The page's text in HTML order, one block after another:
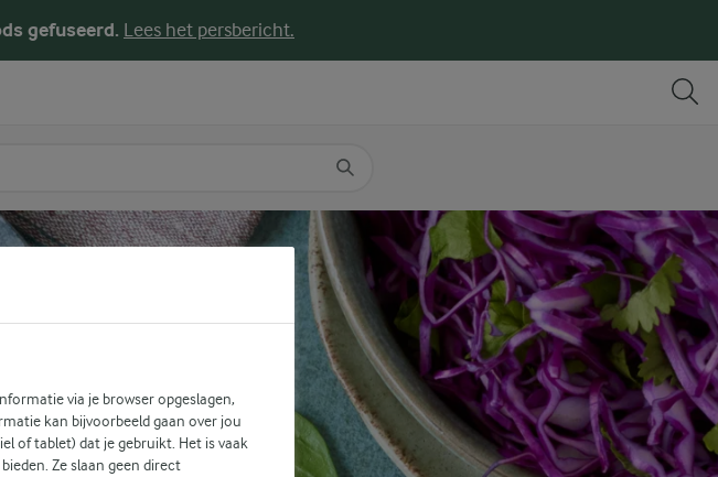
gefuseerd. Lees het persbericht.
via je browser opgeslagen,
kan bijvoorbeeld gaan over jou
of tablet) dat je gebruikt. Het is vaak
Ze slaan geen direct